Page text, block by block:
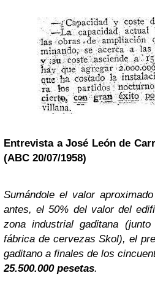
Entrevista a José León de
(ABC 20/07/1958)
Sumándole el valor
antes, el 50% del valor del
zona industrial gaditana
fábrica de cervezas Skol), el
gaditano a finales de los
25.500.000 pesetas.